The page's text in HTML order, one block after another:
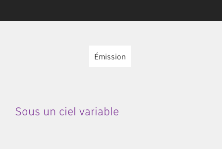
Émission
Sous un ciel variable